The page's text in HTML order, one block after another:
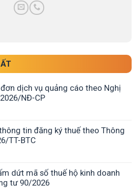
dịch vụ quảng cáo theo Nghị
NĐ-CP
tin đăng ký thuế theo Thông
TT-BTC
dứt mã số thuế hộ kinh doanh
tư 90/2026